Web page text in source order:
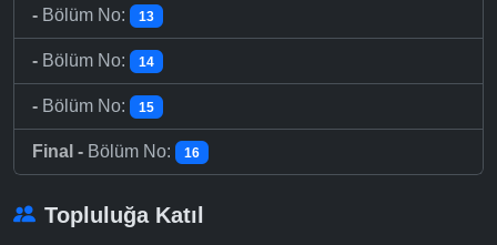
- Bölüm No: 13
- Bölüm No: 14
- Bölüm No: 15
Final - Bölüm No: 16
Topluluğa Katıl